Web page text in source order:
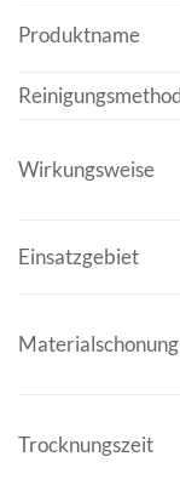
Produktname
Wirkungsweise
Einsatzgebiet
Materialschonung
Trocknungszeit